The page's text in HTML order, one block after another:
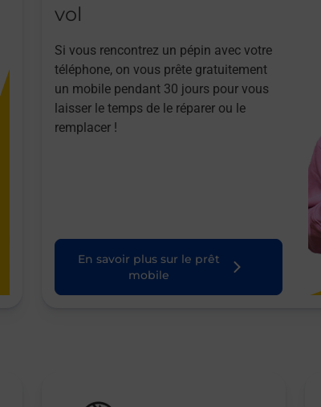
vol
Si vous rencontrez un pépin avec votre
téléphone, on vous prête gratuitement
un mobile pendant 30 jours pour vous
laisser le temps de le réparer ou le
remplacer !
En savoir plus sur le prêt
mobile